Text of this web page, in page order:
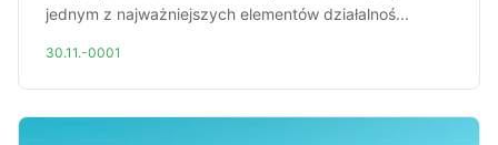
jednym z najważniejszych elementów działalnoś...
30.11.-0001